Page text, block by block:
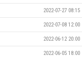
2022-07-27 08:15
2022-07-08 12:00
2022-06-12 20:00
2022-06-05 18:00